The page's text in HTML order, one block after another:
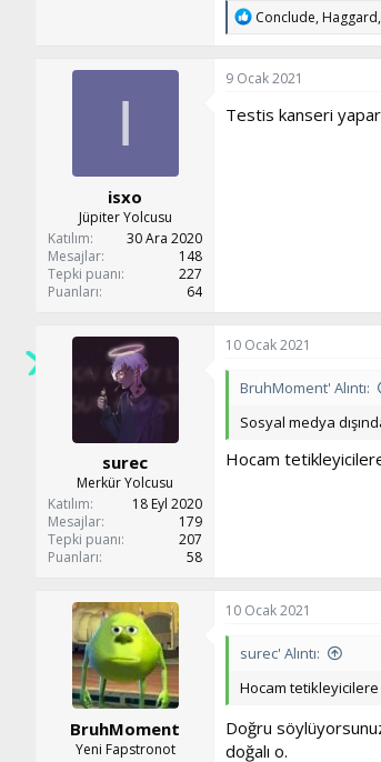
T
p
i
e
Conclude,Haggard,
I
isxo
Jüpiter Yolcusu
Katılım
30 Ara 2020
Mesajlar
148
Tepki puanı
227
Puanları
64
9 Ocak 2021
Testis kanseri yapar
surec
Merkür Yolcusu
Katılım
18 Eyl 2020
Mesajlar
179
Tepki puanı
207
Puanları
58
10 Ocak 2021
BruhMoment' Alıntı:
Sosyal medya
Hocam
BruhMoment
Yeni Fapstronot
10 Ocak 2021
surec' Alıntı:
Hocam
Doğru
doğalı o.